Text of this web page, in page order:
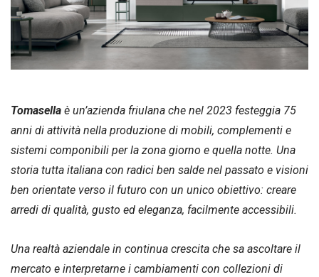
Tomasella è un’azienda friulana che nel 2023 festeggia 75
anni di attività nella produzione di mobili, complementi e
sistemi componibili per la zona giorno e quella notte. Una
storia tutta italiana con radici ben salde nel passato e visioni
ben orientate verso il futuro con un unico obiettivo: creare
arredi di qualità, gusto ed eleganza, facilmente accessibili.
Una realtà aziendale in continua crescita che sa ascoltare il
mercato e interpretarne i cambiamenti con collezioni di